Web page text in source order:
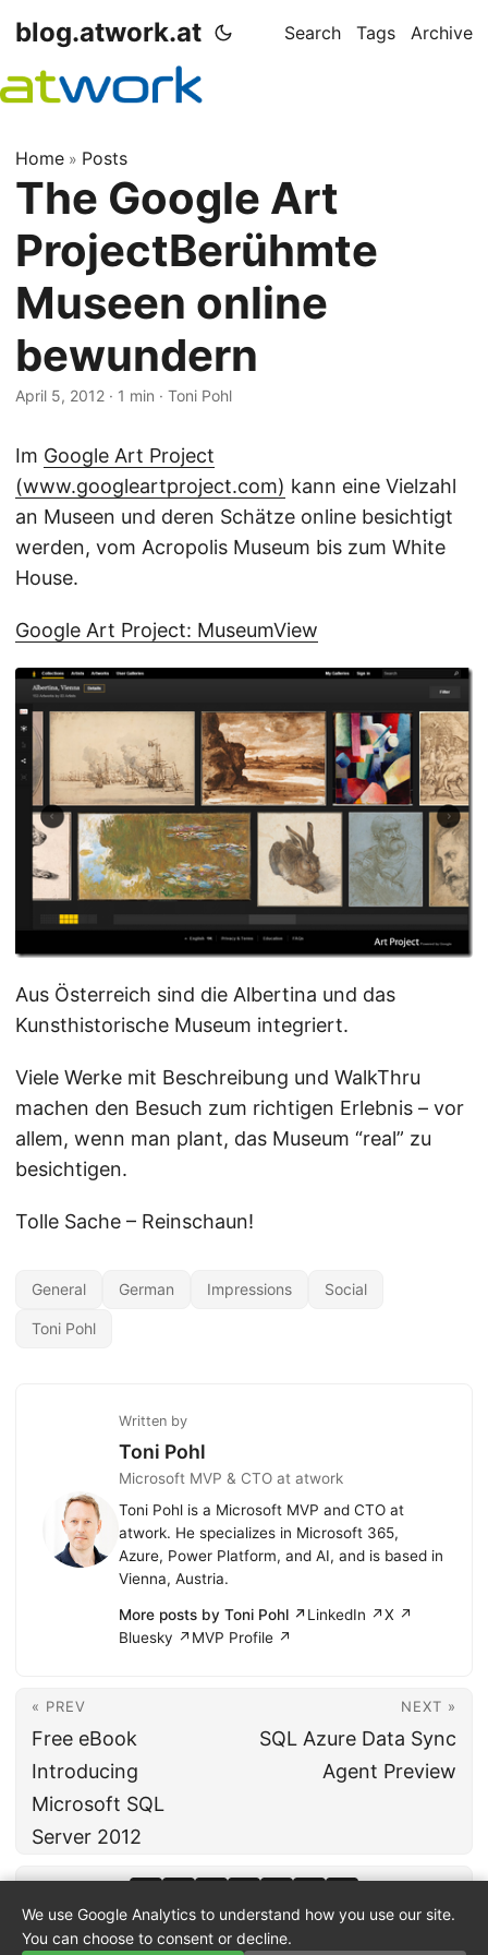
blog.atwork.at Search Tags Archive
Home » Posts
The Google Art
ProjectBerühmte
Museen online
bewundern
April 5, 2012 · 1 min · Toni Pohl
Im Google Art Project
(www.googleartproject.com) kann eine Vielzahl
an Museen und deren Schätze online besichtigt
werden, vom Acropolis Museum bis zum White
House.
Google Art Project: MuseumView
Aus Österreich sind die Albertina und das
Kunsthistorische Museum integriert.
Viele Werke mit Beschreibung und WalkThru
machen den Besuch zum richtigen Erlebnis – vor
allem, wenn man plant, das Museum “real” zu
besichtigen.
Tolle Sache – Reinschaun!
General German Impressions Social
Toni Pohl
Written by
Toni Pohl
Microsoft MVP & CTO at atwork
Toni Pohl is a Microsoft MVP and CTO at
atwork. He specializes in Microsoft 365,
Azure, Power Platform, and AI, and is based in
Vienna, Austria.
More posts by Toni Pohl ↗LinkedIn ↗X ↗
Bluesky ↗ MVP Profile ↗
« PREV
Free eBook
Introducing
Microsoft SQL
Server 2012
NEXT »
SQL Azure Data Sync
Agent Preview
We use Google Analytics to understand how you use our site.
You can choose to consent or decline.